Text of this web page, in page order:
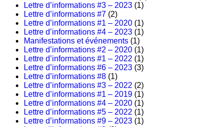
Lettre d’informations #3 – 2023 (1)
Lettre d’informations #7 (2)
Lettre d’informations #1 – 2020 (1)
Lettre d’informations #4 – 2023 (1)
Manifestations et événements (1)
Lettre d’informations #2 – 2020 (1)
Lettre d’informations #1 – 2022 (1)
Lettre d’informations #6 – 2023 (3)
Lettre d’informations #8 (1)
Lettre d’informations #3 – 2022 (2)
Lettre d’informations #1 – 2019 (1)
Lettre d’informations #4 – 2020 (1)
Lettre d’informations #5 – 2022 (1)
Lettre d’informations #9 – 2023 (1)